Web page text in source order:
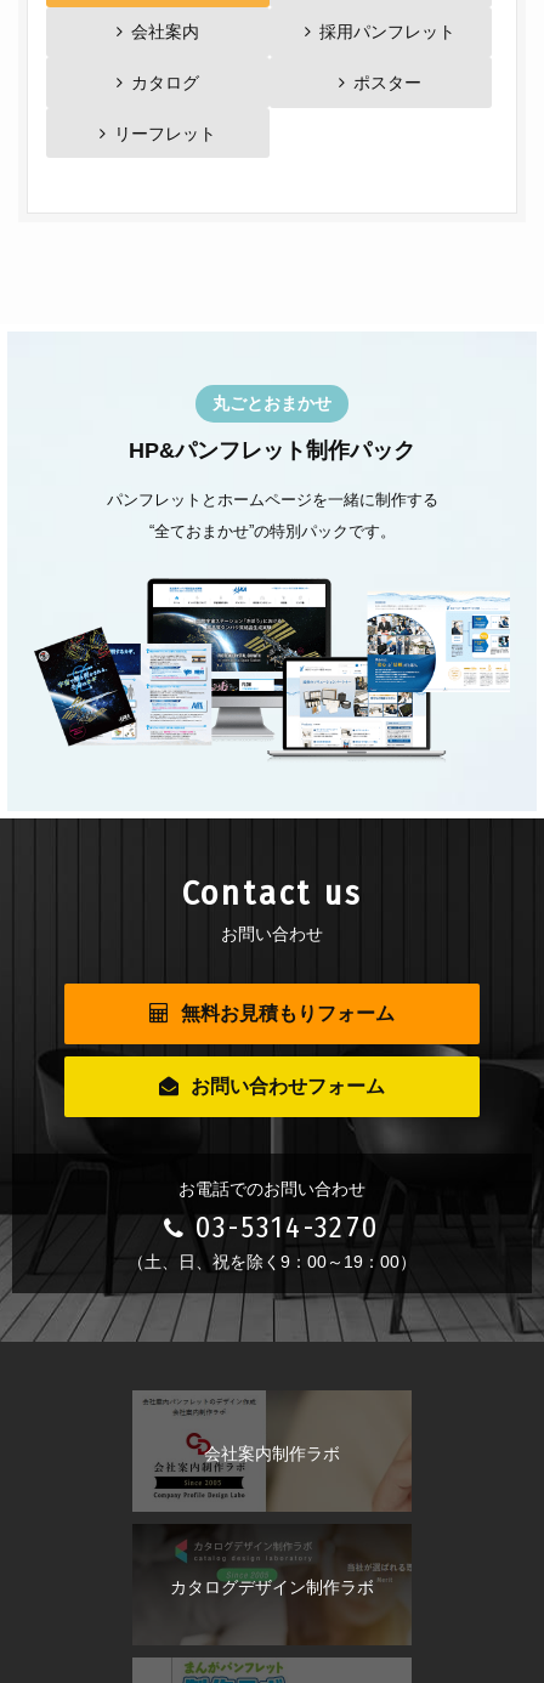
会社案内 採用パンフレット
カタログ ポスター
リーフレット
丸ごとおまかせ
HP&パンフレット制作パック
パンフレットとホームページを一緒に制作する
“全ておまかせ”の特別パックです。
Contact us
お問い合わせ
無料お見積もりフォーム
お問い合わせフォーム
お電話でのお問い合わせ
03-5314-3270
（土、日、祝を除く9：00～19：00）
会社案内制作ラボ
カタログデザイン制作ラボ